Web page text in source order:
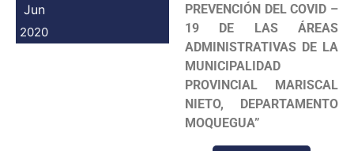
Jun
2020
PREVENCIÓN DEL COVID –
19 DE LAS ÁREAS
ADMINISTRATIVAS DE LA
MUNICIPALIDAD
PROVINCIAL MARISCAL
NIETO, DEPARTAMENTO
MOQUEGUA”